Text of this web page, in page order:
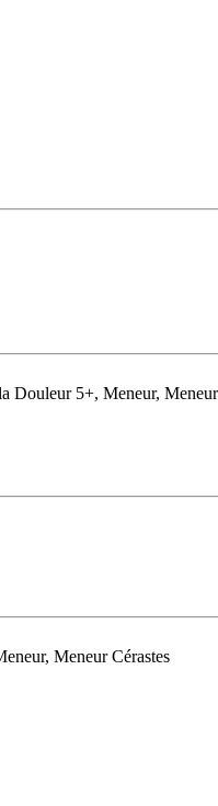
Douleur 5+, Meneur,
Meneur Cérastes